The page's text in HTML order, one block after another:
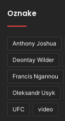
Oznake
Anthony Joshua
Deontay Wilder
Francis Ngannou
Oleksandr Usyk
UFC video